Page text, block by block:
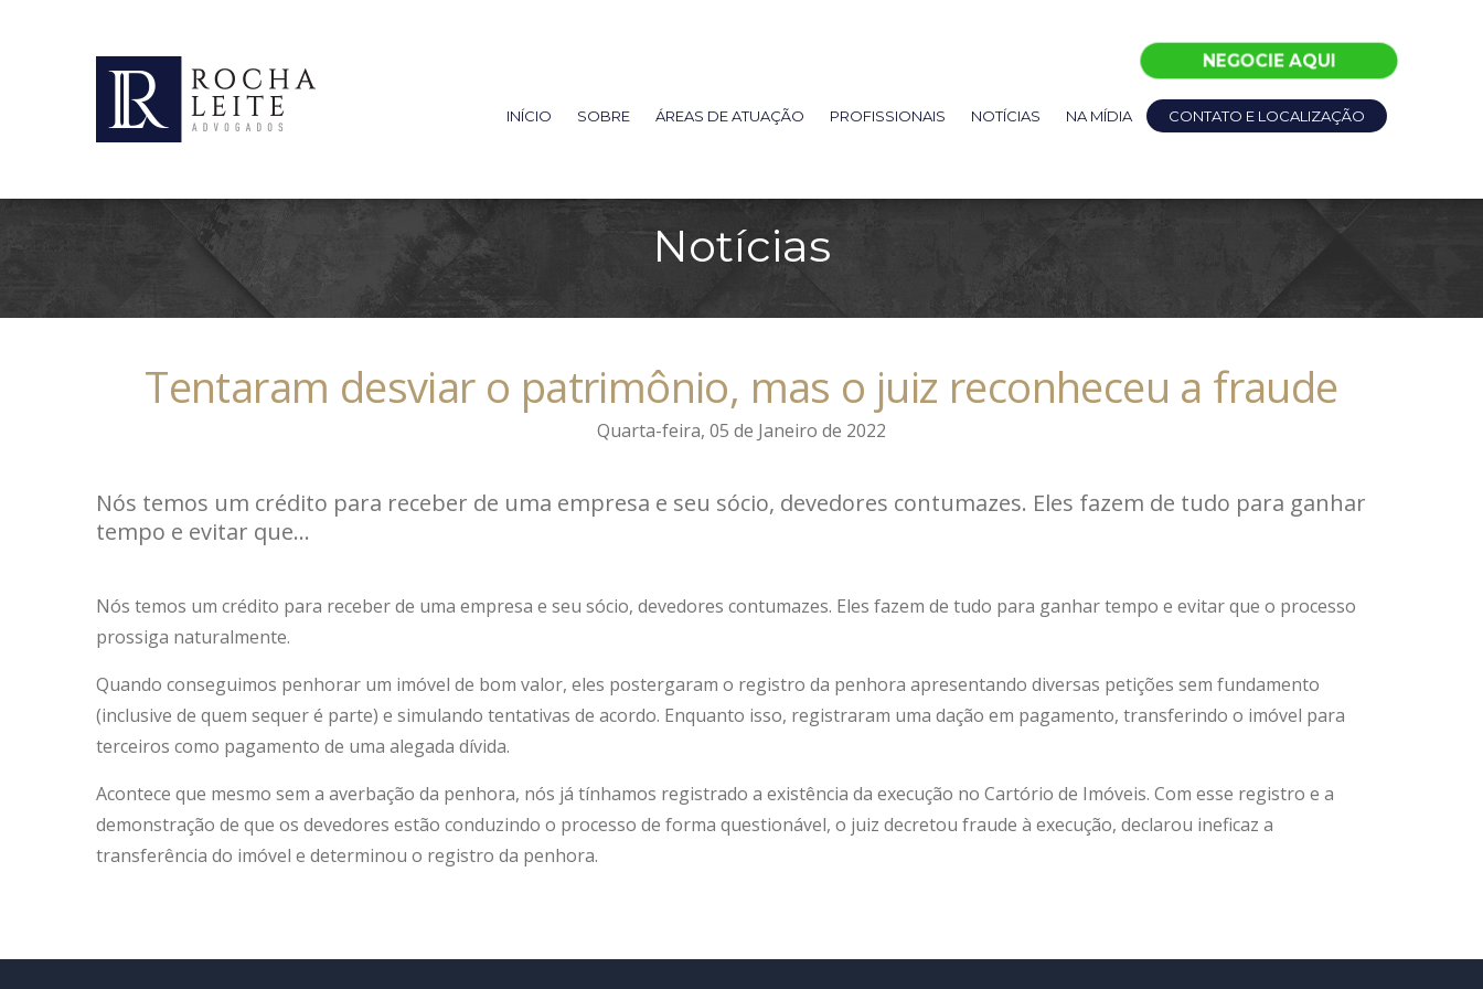
NEGOCIE AQUI
INÍCIO SOBRE ÁREAS DE ATUAÇÃO PROFISSIONAIS NOTÍCIAS NA MÍDIA CONTATO E LOCALIZAÇÃO
Notícias
Tentaram desviar o patrimônio, mas o juiz reconheceu a fraude
Quarta-feira, 05 de Janeiro de 2022
Nós temos um crédito para receber de uma empresa e seu sócio, devedores contumazes. Eles fazem de tudo para ganhar
tempo e evitar que...
Nós temos um crédito para receber de uma empresa e seu sócio, devedores contumazes. Eles fazem de tudo para ganhar tempo e evitar que o processo
prossiga naturalmente.
Quando conseguimos penhorar um imóvel de bom valor, eles postergaram o registro da penhora apresentando diversas petições sem fundamento
(inclusive de quem sequer é parte) e simulando tentativas de acordo. Enquanto isso, registraram uma dação em pagamento, transferindo o imóvel para
terceiros como pagamento de uma alegada dívida.
Acontece que mesmo sem a averbação da penhora, nós já tínhamos registrado a existência da execução no Cartório de Imóveis. Com esse registro e a
demonstração de que os devedores estão conduzindo o processo de forma questionável, o juiz decretou fraude à execução, declarou ineficaz a
transferência do imóvel e determinou o registro da penhora.